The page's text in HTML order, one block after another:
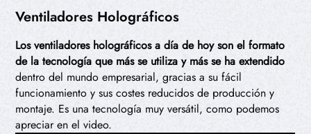
Ventiladores Holográficos
Los ventiladores holográficos a día de hoy son el formato
de la tecnología que más se utiliza y más se ha extendido
dentro del mundo empresarial, gracias a su fácil
funcionamiento y sus costes reducidos de producción y
montaje. Es una tecnología muy versátil, como podemos
apreciar en el video.